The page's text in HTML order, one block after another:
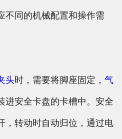
不同的机械配置和操作需
头时，需要将脚座固定， 气
进安全卡盘的卡槽中。安全
，转动时自动归位，通过电